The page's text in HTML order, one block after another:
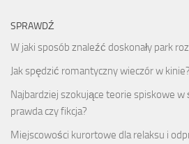
SPRAWDŹ
W jaki sposób znaleźć doskonały park
Jak spędzić romantyczny wieczór w kinie?
Najbardziej szokujące teorie spiskowe w
prawda czy fikcja?
Miejscowości kurortowe dla relaksu i